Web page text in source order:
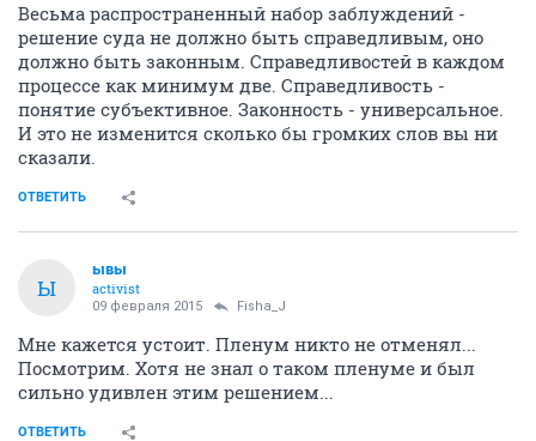
Весьма распространенный набор заблуждений -
решение суда не должно быть справедливым, оно
должно быть законным. Справедливостей в каждом
процессе как минимум две. Справедливость -
понятие субъективное. Законность - универсальное.
И это не изменится сколько бы громких слов вы ни
сказали.
ОТВЕТИТЬ
Ы
ывы
activist
09 февраля 2015 Fisha_J
Мне кажется устоит. Пленум никто не отменял...
Посмотрим. Хотя не знал о таком пленуме и был
сильно удивлен этим решением...
ОТВЕТИТЬ